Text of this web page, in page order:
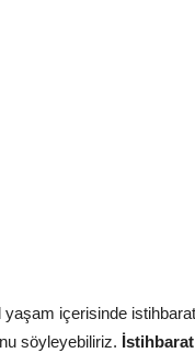
yaşam içerisinde
söyleyebiliriz.